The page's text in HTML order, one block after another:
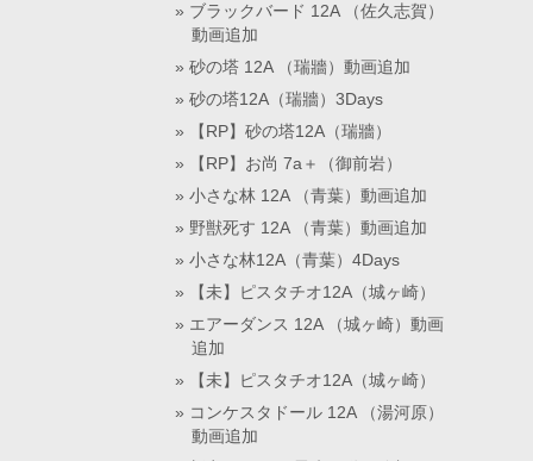
ブラックバード 12A （佐久志賀）
動画追加
砂の塔 12A （瑞牆）動画追加
砂の塔12A（瑞牆）3Days
【RP】砂の塔12A（瑞牆）
【RP】お尚 7a＋（御前岩）
小さな林 12A （青葉）動画追加
野獣死す 12A （青葉）動画追加
小さな林12A（青葉）4Days
【未】ピスタチオ12A（城ヶ崎）
エアーダンス 12A （城ヶ崎）動画
追加
【未】ピスタチオ12A（城ヶ崎）
コンケスタドール 12A （湯河原）
動画追加